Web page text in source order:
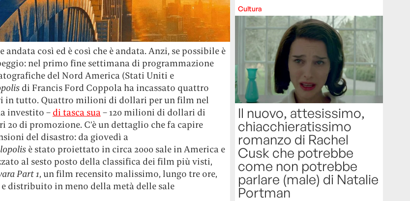
andata così ed è così che è andata. Anzi, se possibile è
nel primo fine settimana di programmazione
del Nord America (Stati Uniti e
di Francis Ford Coppola ha incassato quattro
tutto. Quattro milioni di dollari per un film nel
investito – di tasca sua– 120 milioni di dollari di
20 di promozione. C’è un dettaglio che fa capire
del disastro: da giovedì a
è stato proiettato in circa 2000 sale in America e
al sesto posto della classifica dei film più visti,
Part 1, un film recensito malissimo, lungo tre ore,
distribuito in meno della metà delle sale
Cultura
Il nuovo, attesissimo,
chiacchieratissimo
romanzo di Rachel
Cusk che potrebbe
come non potrebbe
parlare (male) di Natalie
Portman